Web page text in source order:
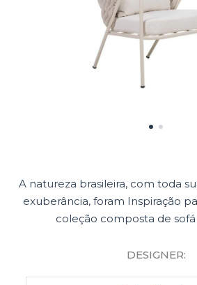
A natureza brasileira, com toda
exuberância, foram Inspiração
coleção composta de
DESIGNER: